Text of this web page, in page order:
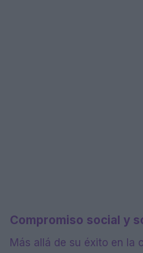
Compromiso social y
Más allá de su éxito en la